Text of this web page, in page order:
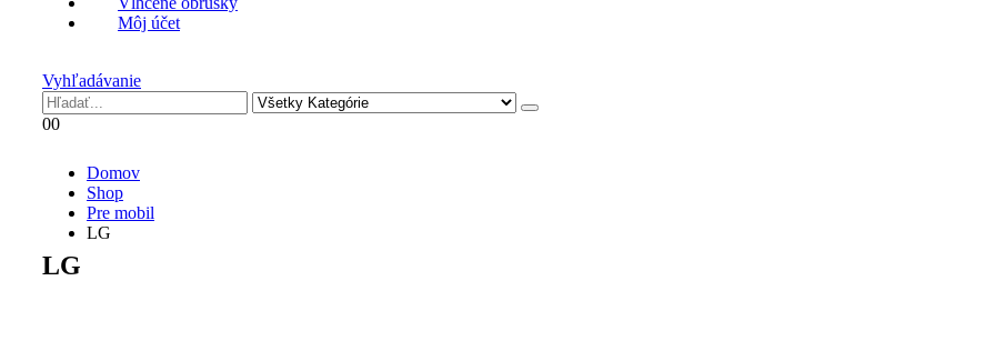
Môj účet
Vyhľadávanie
00
Domov
Shop
Pre mobil
LG
LG